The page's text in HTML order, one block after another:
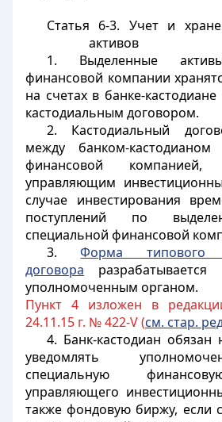
Статья 6-3. Учет и
активов
1. Выделенные
финансовой компании
на счетах в банке-кастодиане
кастодиальным договором.
2. Кастодиальный
между банком-
финансовой
управляющим
случае инвестирования
поступлений по
специальной финансовой
3.Форма типового
договора разрабатывается
уполномоченным органом.
Пункт 4 изложен в
24.11.15 г. № 422-V (см. стар.
4. Банк-кастодиан обязан
уведомлять
специальную
управляющего
также фондовую биржу, если